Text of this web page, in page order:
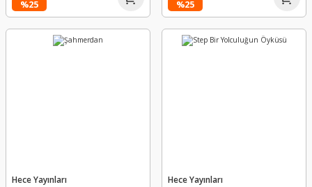
%25 %25
Hece Yayınları Hece Yayınları